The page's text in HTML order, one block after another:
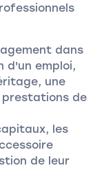
dans
d'un emploi,
une
prestations de
les
de leur